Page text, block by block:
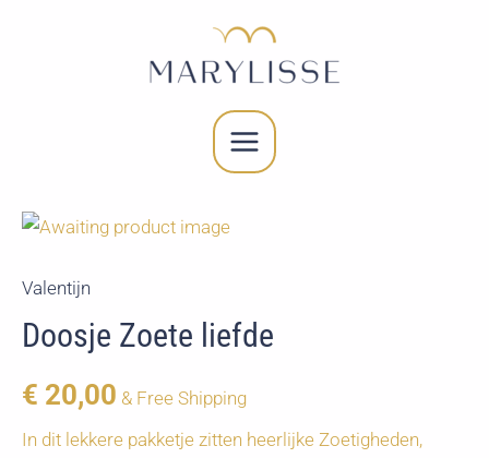
MAIN
Valentijn
Doosje Zoete liefde
€ 20,00 & Free Shipping
In dit lekkere pakketje zitten heerlijke Zoetigheden,